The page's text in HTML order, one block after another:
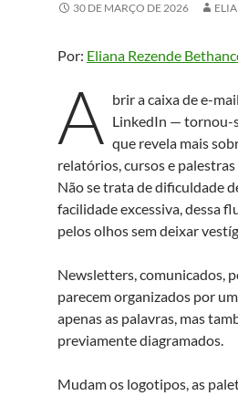
30 DE MARÇO DE 2026
Por: Eliana Rezende
A brir a caixa de e-
LinkedIn — tornou-
que revela mais
relatórios, cursos e
Não se trata de dificuldade
facilidade excessiva, dessa
pelos olhos sem deixar
Newsletters, comunicados,
parecem organizados por
apenas as palavras, mas
previamente diagramados.
Mudam os logotipos, as